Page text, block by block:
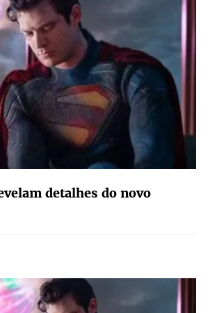
detalhes do novo